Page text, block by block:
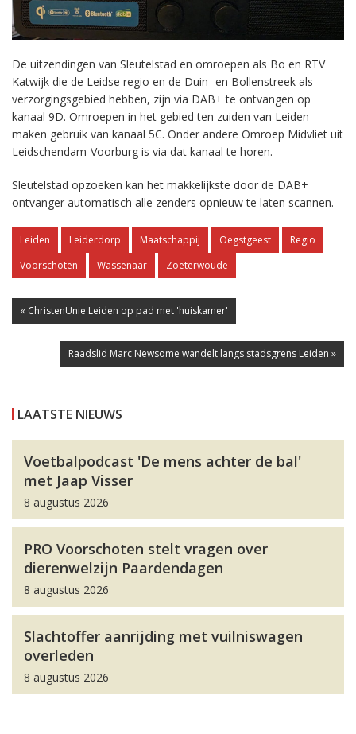
De uitzendingen van Sleutelstad en omroepen als Bo en RTV
Katwijk die de Leidse regio en de Duin- en Bollenstreek als
verzorgingsgebied hebben, zijn via DAB+ te ontvangen op
kanaal 9D. Omroepen in het gebied ten zuiden van Leiden
maken gebruik van kanaal 5C. Onder andere Omroep Midvliet uit
Leidschendam-Voorburg is via dat kanaal te horen.
Sleutelstad opzoeken kan het makkelijkste door de DAB+
ontvanger automatisch alle zenders opnieuw te laten scannen.
Leiden Leiderdorp Maatschappij Oegstgeest
Regio
Voorschoten
Wassenaar Zoeterwoude
« ChristenUnie Leiden op pad met 'huiskamer'
Raadslid Marc Newsome wandelt langs stadsgrens Leiden »
LAATSTE NIEUWS
Voetbalpodcast 'De mens achter de bal'
met Jaap Visser
8 augustus 2026
PRO Voorschoten stelt vragen over
dierenwelzijn Paardendagen
8 augustus 2026
Slachtoffer aanrijding met vuilniswagen
overleden
8 augustus 2026